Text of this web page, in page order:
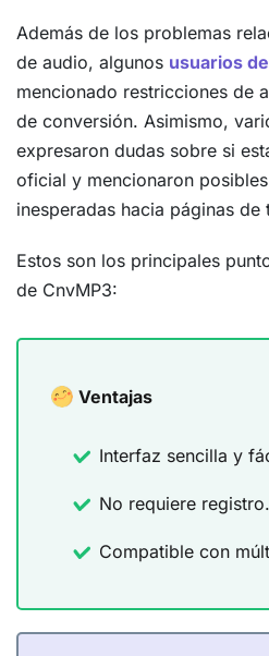
Además de los problemas
de audio, algunos usuarios
mencionado restricciones de
de conversión. Asimismo,
expresaron dudas sobre si
oficial y mencionaron
inesperadas hacia páginas de
Estos son los principales
de CnvMP3:
Ventajas
Interfaz sencilla y
No requiere registro.
Compatible con